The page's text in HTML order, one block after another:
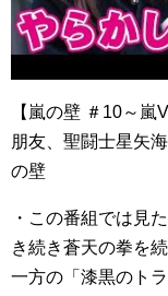
【嵐の壁 ＃10～
朋友、聖闘士星矢
の壁
・この番組では見
き続き蒼天の拳を続
一方の「漆黒のト